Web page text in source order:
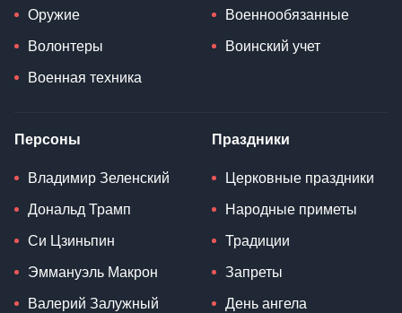
Оружие
Волонтеры
Военная техника
Военнообязанные
Воинский учет
Персоны
Владимир Зеленский
Дональд Трамп
Си Цзиньпин
Эммануэль Макрон
Валерий Залужный
Праздники
Церковные праздники
Народные приметы
Традиции
Запреты
День ангела